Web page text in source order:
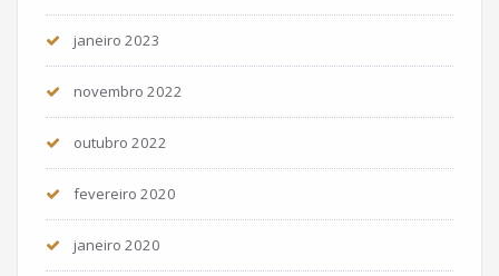
janeiro 2023
novembro 2022
outubro 2022
fevereiro 2020
janeiro 2020